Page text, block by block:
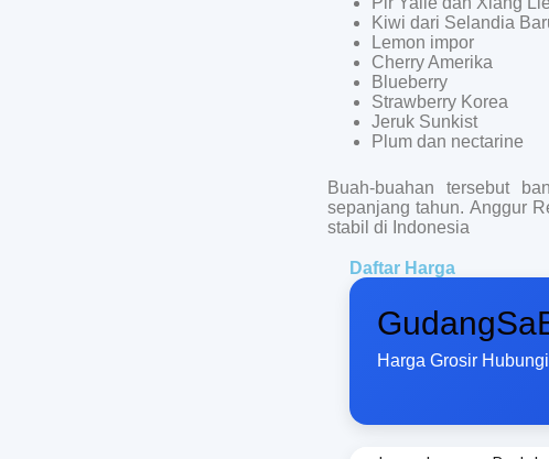
Kiwi dari Selandia
Lemon impor
Cherry Amerika
Blueberry
Strawberry Korea
Jeruk Sunkist
Plum dan nectarine
Buah-buahan tersebut
sepanjang tahun. Anggur
stabil di Indonesia
Daftar Harga
Harga Grosir